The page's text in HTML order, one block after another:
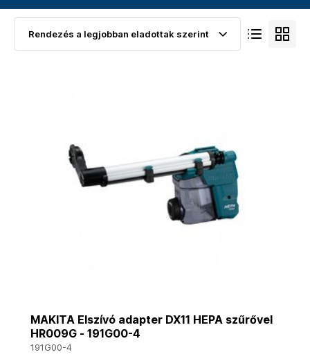
MAKITA Elszívó adapter DX11 HEPA szűrővel
HR009G - 191G00-4
191G00-4